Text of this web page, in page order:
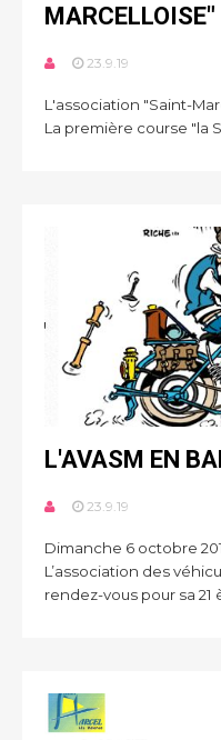
MARCELLOISE"
23.9.19
L'association "Saint-
La première course "la
L'AVASM EN
23.9.19
Dimanche 6 octobre
L’association des
rendez-vous pour sa 21